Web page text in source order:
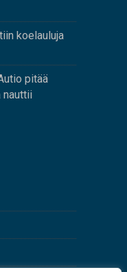
koelauluja
pitää
nauttii